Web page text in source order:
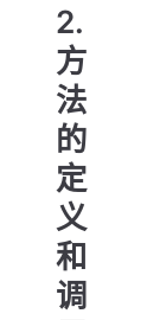
2.
方
法
的
定
义
和
调